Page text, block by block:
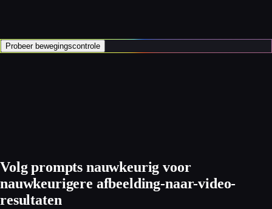
Probeer bewegingscontrole
Volg prompts nauwkeurig voor
nauwkeurigere afbeelding-naar-video-
resultaten